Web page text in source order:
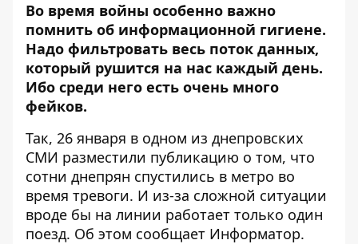
Во время войны особенно важно
помнить об информационной гигиене.
Надо фильтровать весь поток данных,
который рушится на нас каждый день.
Ибо среди него есть очень много
фейков.
Так, 26 января в одном из днепровских
СМИ разместили публикацию о том, что
сотни днепрян спустились в метро во
время тревоги. И из-за сложной ситуации
вроде бы на линии работает только один
поезд. Об этом сообщает Информатор.